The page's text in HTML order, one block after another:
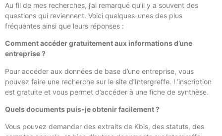
Au fil de mes recherches, j’ai remarqué qu’il y a souvent des
questions qui reviennent. Voici quelques-unes des plus
fréquentes ainsi que leurs réponses :
Comment accéder gratuitement aux informations d’une
entreprise ?
Pour accéder aux données de base d’une entreprise, vous
pouvez faire une recherche sur le site d’Intergreffe. L’inscription
est gratuite et vous permet d’accéder à une fiche de synthèse.
Quels documents puis-je obtenir facilement ?
Vous pouvez demander des extraits de Kbis, des statuts, des